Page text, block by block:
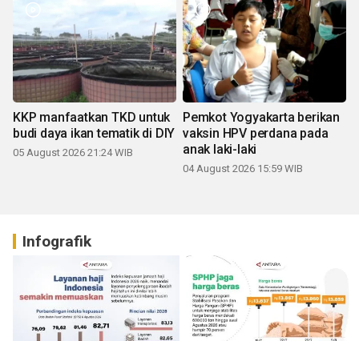
KKP manfaatkan TKD untuk
budi daya ikan tematik di DIY
05 August 2026 21:24 WIB
Pemkot Yogyakarta berikan
vaksin HPV perdana pada
anak laki-laki
04 August 2026 15:59 WIB
Infografik